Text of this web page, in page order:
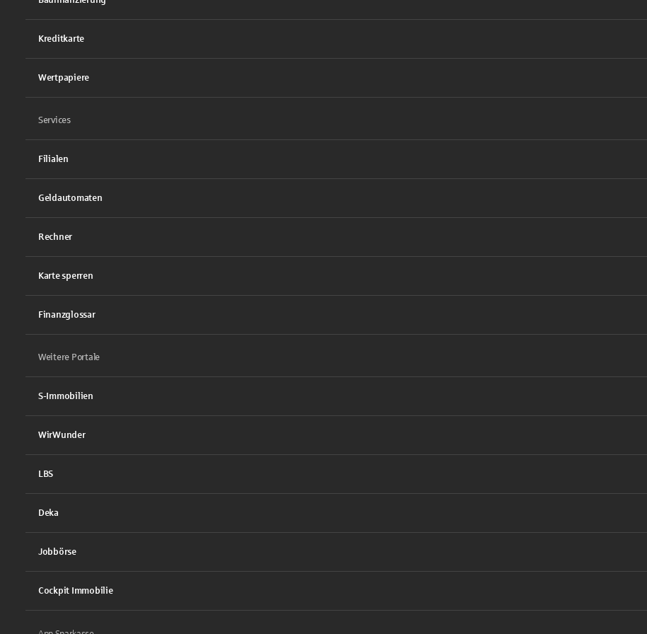
Kreditkarte
Wertpapiere
Services
Filialen
Geldautomaten
Rechner
Karte sperren
Finanzglossar
Weitere Portale
S-Immobilien
WirWunder
LBS
Deka
Jobbörse
Cockpit Immobilie